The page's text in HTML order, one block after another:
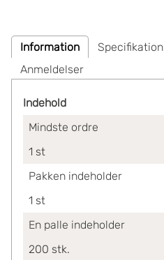
Information Specifikation
Anmeldelser
Indehold
Mindste ordre
1 st
Pakken indeholder
1 st
En palle indeholder
200 stk.